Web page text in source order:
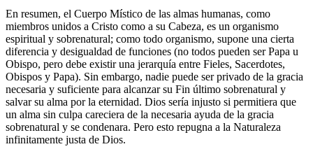
En resumen, el Cuerpo Místico de las almas humanas, como
miembros unidos a Cristo como a su Cabeza, es un organismo
espiritual y sobrenatural; como todo organismo, supone una cierta
diferencia y desigualdad de funciones (no todos pueden ser Papa u
Obispo, pero debe existir una jerarquía entre Fieles, Sacerdotes,
Obispos y Papa). Sin embargo, nadie puede ser privado de la gracia
necesaria y suficiente para alcanzar su Fin último sobrenatural y
salvar su alma por la eternidad. Dios sería injusto si permitiera que
un alma sin culpa careciera de la necesaria ayuda de la gracia
sobrenatural y se condenara. Pero esto repugna a la Naturaleza
infinitamente justa de Dios.